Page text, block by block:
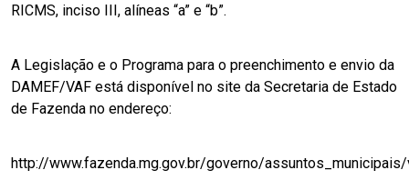
RICMS, inciso III, alíneas “a” e “b”.
A Legislação e o Programa para o preenchimento e envio da
DAMEF/VAF está disponível no site da Secretaria de Estado
de Fazenda no endereço:
http://www.fazenda.mg.gov.br/governo/